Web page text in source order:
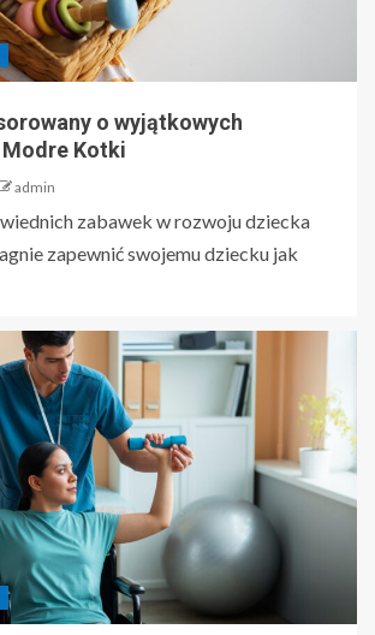
o wyjątkowych
Kotki
admin
zabawek w rozwoju dziecka
zapewnić swojemu dziecku jak